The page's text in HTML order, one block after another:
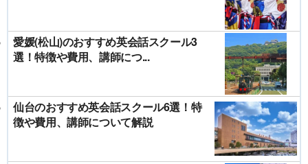
愛媛(松山)のおすすめ英会話スクール3
選！特徴や費用、講師につ...
仙台のおすすめ英会話スクール6選！特
徴や費用、講師について解説